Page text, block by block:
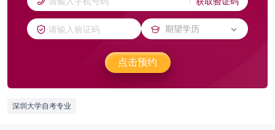
点击预约
深圳大学自考专业